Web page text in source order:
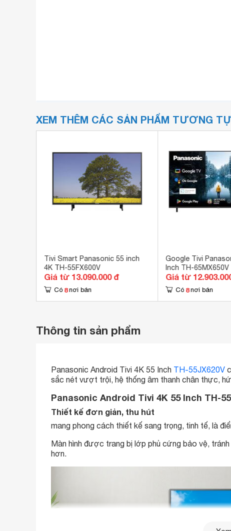
XEM THÊM CÁC SẢN PHẨM TƯƠNG
Tivi Smart Panasonic 55 inch
4K TH-55FX600V
Giá từ 13.090.000 đ
Có 8 nơi bán
Google Tivi
Inch TH-65MX650V
Giá từ
Có 8 nơi bán
Thông tin sản phẩm
Panasonic Android Tivi 4K 55 Inch TH-55JX620V
sắc nét vượt trội, hệ thống âm thanh chân thực,
Panasonic Android Tivi 4K 55 Inch TH-
Thiết kế đơn giản, thu hút
mang phong cách thiết kế sang trọng, tinh tế, là
Màn hình được trang bị lớp phủ cứng bảo vệ,
hơn.